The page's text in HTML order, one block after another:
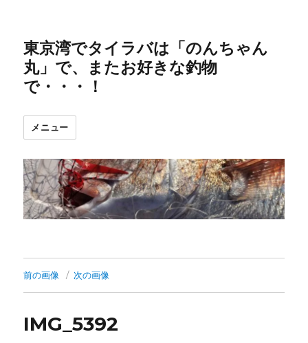
東京湾でタイラバは「のんちゃん
丸」で、またお好きな釣物
で・・・！
メニュー
前の画像 次の画像
IMG_5392